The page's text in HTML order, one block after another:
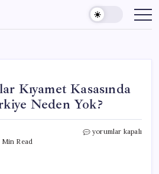
Kıyamet Kasasında
Neden Yok?
Min Read
Kültürel
yorumlar kapalı